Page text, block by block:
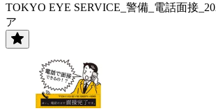
TOKYO EYE SERVICE_警備_電話面接
ア